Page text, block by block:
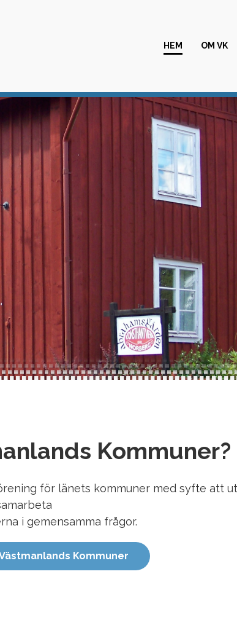
HEM OM VK
Kommuner?
för länets kommuner med syfte att
i gemensamma frågor.
Kommuner